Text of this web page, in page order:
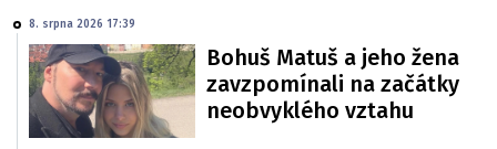
8. srpna 2026 17:39
Bohuš Matuš a jeho žena
zavzpomínali na začátky
neobvyklého vztahu